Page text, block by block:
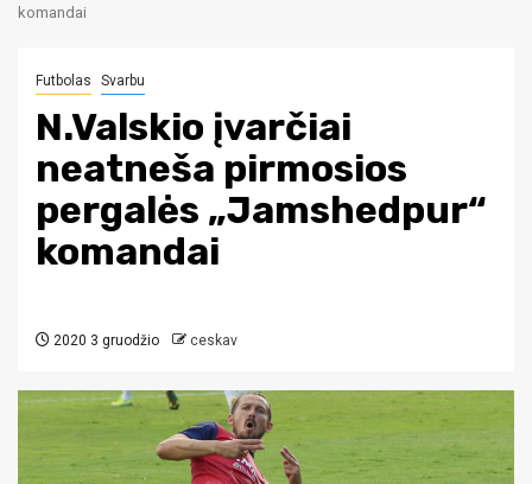
komandai
Futbolas Svarbu
N.Valskio įvarčiai
neatneša pirmosios
pergalės „Jamshedpur“
komandai
2020 3 gruodžio ceskav